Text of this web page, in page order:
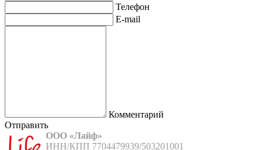
Телефон
E-mail
Комментарий
Отправить
ООО «Лайф»
ИНН/КПП 7704479939/503201001